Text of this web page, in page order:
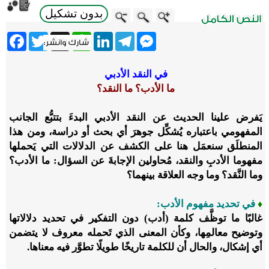
بدون تشكيل
Twitter X
WhatsApp
LinkedInTelegram
Messenger
في النقد الأدبي
ما الأدب؟ ما النقد؟
يَفرض علينا الحديث عن النقد الأدبي البدءَ بتتبُّع الجانب
المفهومي باعتباره يُشكِّل جوهرَ أي بحث أو دراسة، ومن هذا
المنطلَق سنعمَل هنا على الكشف عن الدلالات التي يَحملها
مفهوما الأدبِ والنقد، مُحاولين الإجابةَ عن السؤال: ما الأدب؟
وما النَّقد؟ وما وجه العلاقة بينهما؟
♦ في تحديد مفهوم الأدب:
غالبًا ما توظَّف كلمة (أدب) دون التفكير في تحديد دلالاتها
وتوضيح معالمِها، وكأن المعنى الذي تَحمله معروف لا يتضمن
أي إشكال، والحال أن للكلمة تاريخًا طويلًا تطوَّر فيه معناها.